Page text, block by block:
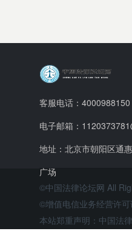
客服电话：4000988150
电子邮箱：
地址：北京市朝阳区通
广场
©中国法律论坛网 All
©增值电信业务经营许
本站郑重声明：中国法